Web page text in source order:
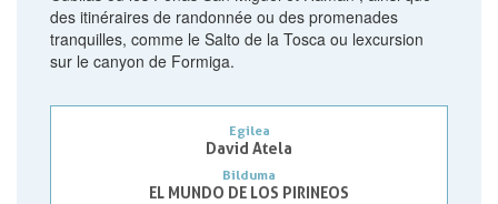
des itinéraires de randonnée ou des promenades
tranquilles, comme le Salto de la Tosca ou lexcursion
sur le canyon de Formiga.
Egilea
David Atela
Bilduma
EL MUNDO DE LOS PIRINEOS